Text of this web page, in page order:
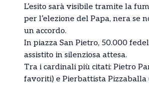
L’esito sarà visibile tramite la
per l’elezione del Papa, nera se
un accordo.
In piazza San Pietro, 50.000
assistito in silenziosa attesa.
Tra i cardinali più citati: Pietro
favoriti) e Pierbattista Pizzaballa